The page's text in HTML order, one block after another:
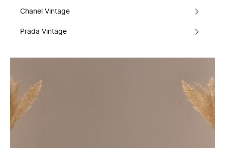
Chanel Vintage
Prada Vintage